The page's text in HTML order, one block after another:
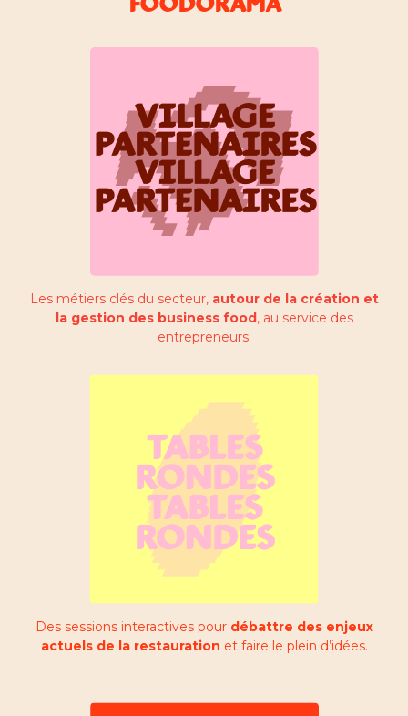
FOODORAMA
Les métiers clés du secteur, autour de la création et
la gestion des business food , au service des
entrepreneurs.
Des sessions interactives pour débattre des enjeux
actuels de la restauration et faire le plein d’idées.